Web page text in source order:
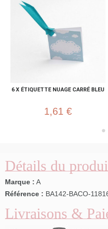
6 X ÉTIQUETTE NUAGE CARRÉ BLEU
1,61 €
Détails du
Marque : A
Référence : BA142-BACO-
Livraisons &